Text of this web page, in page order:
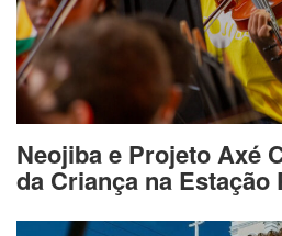
Neojiba e Projeto Axé
da Criança na Estação